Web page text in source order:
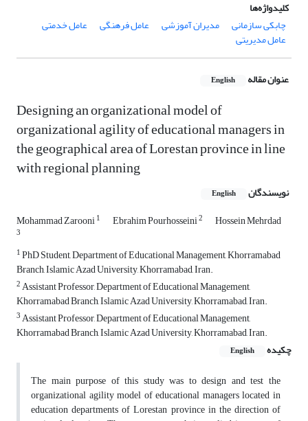
کلیدواژه‌ها
چابکی سازمانی
مدیران آموزشی عامل فرهنگی عامل خدمتی
عامل مدیریتی
عنوان مقاله English
Designing an organizational model of
organizational agility of educational managers in
the geographical area of Lorestan province in line
with regional planning
نویسندگان English
Mohammad Zarooni1 Ebrahim Pourhosseini2 Hossein Mehrdad
3
1PhD Student, Department of Educational Management, Khorramabad
Branch, Islamic Azad University, Khorramabad, Iran.
2Assistant Professor, Department of Educational Management,
Khorramabad Branch, Islamic Azad University, Khorramabad, Iran.
3Assistant Professor, Department of Educational Management,
Khorramabad Branch, Islamic Azad University, Khorramabad, Iran.
چکیده
English
The main purpose of this study was to design and test the
organizational agility model of educational managers located in
education departments of Lorestan province in the direction of